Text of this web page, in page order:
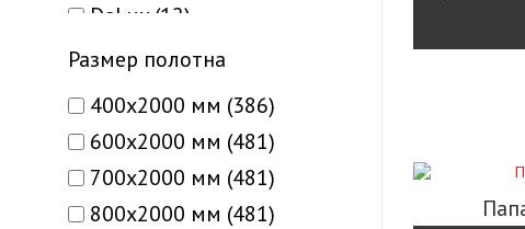
DeLux (12)
Diamond (8)
Размер полотна
400х2000 мм (386)
600х2000 мм (481)
700х2000 мм (481)
800х2000 мм (481)